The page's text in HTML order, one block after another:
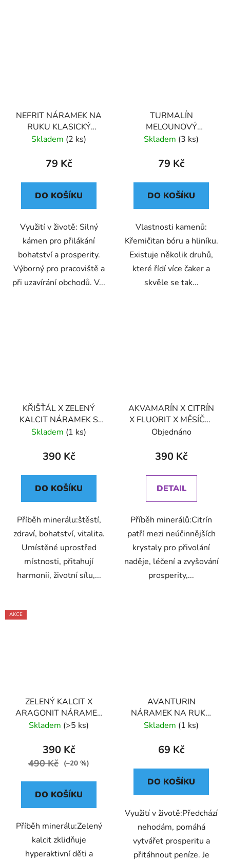
NEFRIT NÁRAMEK NA
RUKU KLASICKÝ
(UNISEX)
Skladem (2 ks)
79 Kč
DO KOŠÍKU
Využití v životě: Silný
kámen pro přilákání
bohatství a prosperity.
Výborný pro pracoviště a
při uzavírání obchodů. V...
TURMALÍN
MELOUNOVÝ
NÁRAMEK NA RUKU
Skladem (3 ks)
79 Kč
DO KOŠÍKU
Vlastnosti kamenů:
Křemičitan bóru a hliníku.
Existuje několik druhů,
které řídí více čaker a
skvěle se tak...
KŘIŠŤÁL X ZELENÝ
KALCIT NÁRAMEK S
DEKORACÍ (UNISEX) 6
Skladem (1 ks)
390 Kč
DO KOŠÍKU
Příběh minerálu:štěstí,
zdraví, bohatství, vitalita.
Umístěné uprostřed
místnosti, přitahují
harmonii, životní sílu,...
AKVAMARÍN X CITRÍN
X FLUORIT X MĚSÍČNÍ
KÁMEN NÁRAMEK S
Objednáno
390 Kč
DETAIL
Příběh minerálů:Citrín
patří mezi neúčinnějších
krystaly pro přivolání
naděje, léčení a zvyšování
prosperity,...
AKCE
ZELENÝ KALCIT X
ARAGONIT NÁRAMEK
KORÁLKOVÝ S
Skladem (>5 ks)
390 Kč
490 Kč (–20 %)
DO KOŠÍKU
Příběh minerálu:Zelený
kalcit zklidňuje
hyperaktivní děti a
AVANTURIN
NÁRAMEK NA RUKU
KLASICKÝ (UNISEX)
Skladem (1 ks)
69 Kč
DO KOŠÍKU
Využití v životě:Předchází
nehodám, pomáhá
vytvářet prosperitu a
přitáhnout peníze. Je